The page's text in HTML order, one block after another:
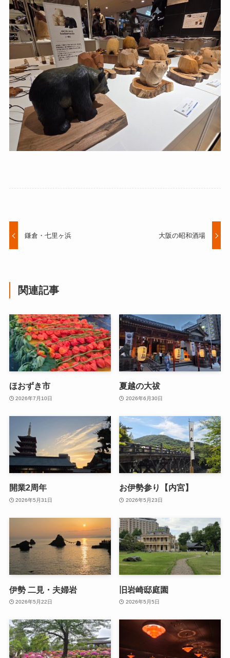
鎌倉・七里ヶ浜 大阪の昭和酒場
関連記事
ほおずき市
2026年7月10日
夏越の大祓
2026年6月30日
開業2周年
2026年5月31日
お伊勢参り【内宮】
2026年5月23日
伊勢 二見・夫婦岩
2026年5月22日
旧岩崎邸庭園
2026年5月5日